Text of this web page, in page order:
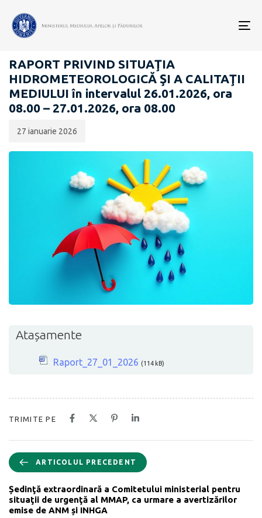
RAPOARTE ZILNICE STAREA MEDIULUI
RAPORT PRIVIND SITUAŢIA
HIDROMETEOROLOGICĂ ŞI A CALITAŢII
MEDIULUI în intervalul 26.01.2026, ora
08.00 – 27.01.2026, ora 08.00
publicării:
27 ianuarie 2026
Atașamente
Raport_27_01_2026 (114 kB)
TRIMITE PE
ARTICOLUL PRECEDENT
Ședinţă extraordinară a Comitetului ministerial pentru
situaţii de urgenţă al MMAP, ca urmare a avertizărilor
emise de ANM și INHGA